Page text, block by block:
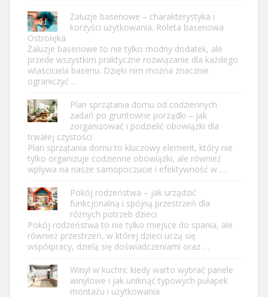
Żaluzje basenowe – charakterystyka i
korzyści użytkowania. Roleta basenowa
Ostrołęka
Żaluzje basenowe to nie tylko modny dodatek, ale
przede wszystkim praktyczne rozwiązanie dla każdego
właściciela basenu. Dzięki nim można znacznie
ograniczyć …
Plan sprzątania domu od codziennych
zadań po gruntowne porządki – jak
zorganizować i podzielić obowiązki dla
trwałej czystości
Plan sprzątania domu to kluczowy element, który nie
tylko organizuje codzienne obowiązki, ale również
wpływa na nasze samopoczucie i efektywność w …
Pokój rodzeństwa – jak urządzić
funkcjonalną i spójną przestrzeń dla
różnych potrzeb dzieci
Pokój rodzeństwa to nie tylko miejsce do spania, ale
również przestrzeń, w której dzieci uczą się
współpracy, dzielą się doświadczeniami oraz …
Winyl w kuchni: kiedy warto wybrać panele
winylowe i jak uniknąć typowych pułapek
montażu i użytkowania